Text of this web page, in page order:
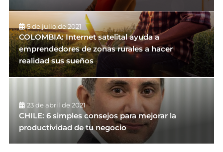
5 de julio de 2021
COLOMBIA: Internet satelital ayuda a
emprendedores de zonas rurales a hacer
realidad sus sueños
23 de abril de 2021
CHILE: 6 simples consejos para mejorar la
productividad de tu negocio